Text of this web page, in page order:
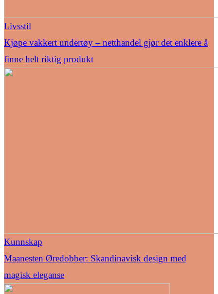
Livsstil
Kjøpe vakkert undertøy – netthandel gjør det enklere å
finne helt riktig produkt
Kunnskap
Maanesten Øredobber: Skandinavisk design med
magisk eleganse